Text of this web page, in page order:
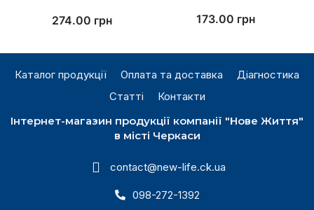
274.00 грн 173.00 грн
Каталог продукції Оплата та доставка
Діагностика
Статті
Контакти
Інтернет-магазин продукції компанії "Нове Життя"
в місті Черкаси
contact@new-life.ck.ua
098-272-1392